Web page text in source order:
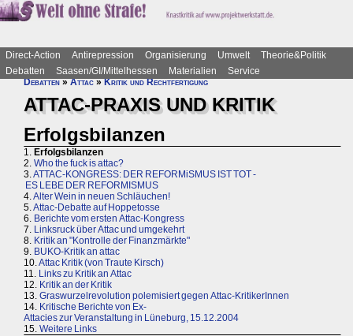
Direct-Action Antirepression Organisierung Umwelt
Theorie&Politik
Debatten
Saasen/GI/Mittelhessen Materialien
Service
Debatten»Attac»Kritik und Rechtfertigung
ATTAC-PRAXIS UND KRITIK
Erfolgsbilanzen
1. Erfolgsbilanzen
2. Who the fuck is attac?
3.ATTAC-KONGRESS: DER REFORMiSMUS IST TOT -
ES LEBE DER REFORMISMUS
4.Alter Wein in neuen Schläuchen!
5.Attac-Debatte auf Hoppetosse
6. Berichte vom ersten Attac-Kongress
7. Linksruck über Attac und umgekehrt
8. Kritik an "Kontrolle der Finanzmärkte"
9. BUKO-Kritik an attac
10.Attac Kritik (von Traute Kirsch)
11. Links zu Kritik an Attac
12. Kritik an der Kritik
13. Graswurzelrevolution polemisiert gegen Attac-KritikerInnen
14. Kritische Berichte von Ex-
Attacies zur Veranstaltung in Lüneburg, 15.12.2004
15. Weitere Links